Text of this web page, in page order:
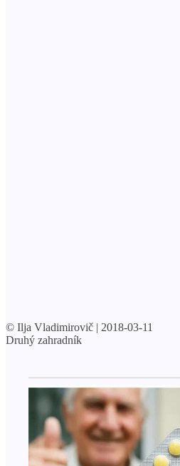
© Ilja Vladimirovič | 2018-03-11
Druhý zahradník